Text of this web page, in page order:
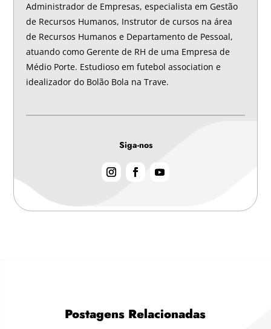
Administrador de Empresas, especialista em Gestão
de Recursos Humanos, Instrutor de cursos na área
de Recursos Humanos e Departamento de Pessoal,
atuando como Gerente de RH de uma Empresa de
Médio Porte. Estudioso em futebol association e
idealizador do Bolão Bola na Trave.
Siga-nos
Postagens Relacionadas